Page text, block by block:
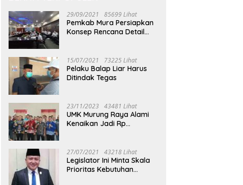
29/09/2021 85699 Lihat
Pemkab Mura Persiapkan
Konsep Rencana Detail
15/07/2021 73225 Lihat
Pelaku Balap Liar Harus
Ditindak Tegas
23/11/2023 43481 Lihat
UMK Murung Raya Alami
Kenaikan Jadi Rp
27/07/2021 43218 Lihat
Legislator Ini Minta Skala
Prioritas Kebutuhan